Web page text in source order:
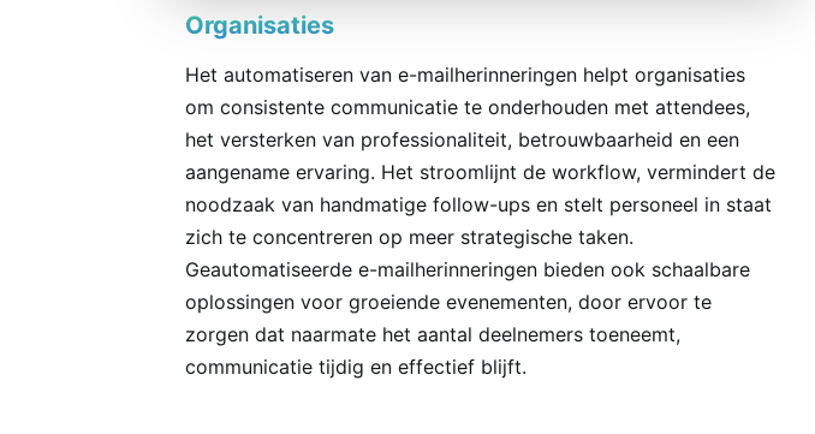
Organisaties
Het automatiseren van e-mailherinneringen helpt organisaties
om consistente communicatie te onderhouden met attendees,
het versterken van professionaliteit, betrouwbaarheid en een
aangename ervaring. Het stroomlijnt de workflow, vermindert de
noodzaak van handmatige follow-ups en stelt personeel in staat
zich te concentreren op meer strategische taken.
Geautomatiseerde e-mailherinneringen bieden ook schaalbare
oplossingen voor groeiende evenementen, door ervoor te
zorgen dat naarmate het aantal deelnemers toeneemt,
communicatie tijdig en effectief blijft.